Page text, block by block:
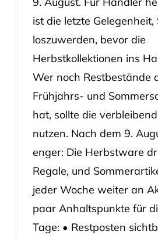
ist die letzte
loszuwerden, bevor die
Herbstkollektionen ins
Wer noch Restbestände
Frühjahrs- und
hat, sollte die
nutzen. Nach dem 9.
enger: Die Herbstware
Regale, und
jeder Woche weiter an
paar Anhaltspunkte für
Tage: • Restposten